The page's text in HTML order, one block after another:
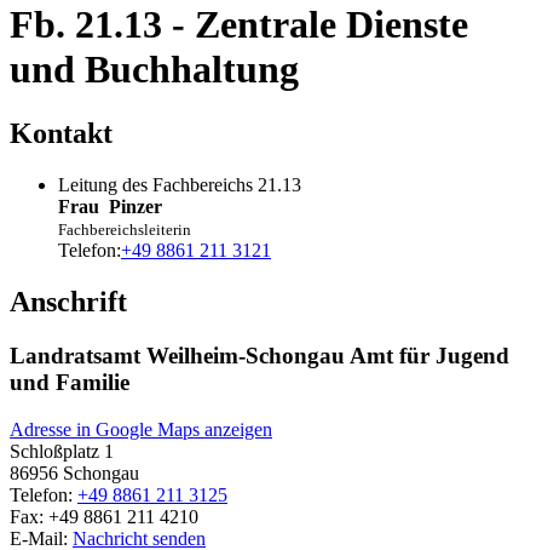
Fb. 21.13 - Zentrale Dienste
und Buchhaltung
Kontakt
Leitung des Fachbereichs 21.13
Frau Pinzer
Fachbereichsleiterin
Telefon:+49 8861 211 3121
Anschrift
Landratsamt Weilheim-Schongau Amt für Jugend
und Familie
Adresse in Google Maps anzeigen
Schloßplatz 1
86956 Schongau
Telefon: +49 8861 211 3125
Fax: +49 8861 211 4210
E-Mail: Nachricht senden